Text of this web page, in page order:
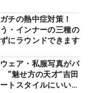
チの熱中症対策！
・インナーの三種の
にラウンドできます
ェア・私服写真がバ
“魅せ方の天才”吉田
トスタイルにいい